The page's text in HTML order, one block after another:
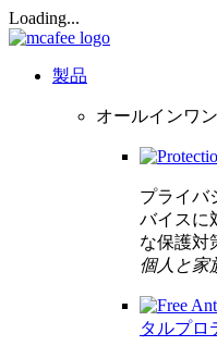
Loading...
製品
オールインワ
プライバ
バイスに
な保護対
個人と家
タルプロ